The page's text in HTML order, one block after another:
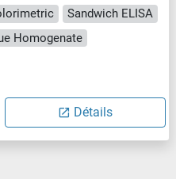
Sandwich ELISA
Homogenate
Détails